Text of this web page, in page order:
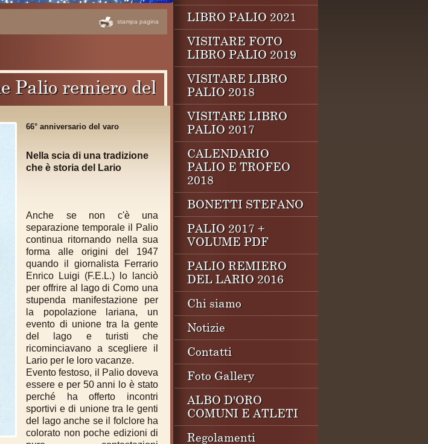
stampa pagina
del Lario a Bellagio
66° anniversario del varo
Nella scia di una tradizione
che è storia del Lario
Anche se non c'è una
separazione temporale il Palio
continua ritornando nella sua
forma alle origini del 1947
quando il giornalista Ferrario
Enrico Luigi (F.E.L.) lo lanciò
per offrire al lago di Como una
stupenda manifestazione per
la popolazione lariana, un
evento di unione tra la gente
del lago e turisti che
ricominciavano ascegliere il
Lario per le loro vacanze.
Evento festoso, il Palio doveva
essere e per 50 anni lo è stato
perché ha offerto incontri
sportivi e di unione tra le genti
del lago anche se il folclore ha
colorato non poche edizioni di
LIBRO PALIO 2021
VISITARE FOTO
LIBRO PALIO 2019
VISITARE LIBRO
PALIO 2018
VISITARE LIBRO
PALIO 2017
CALENDARIO
PALIO E TROFEO
2018
BONETTI STEFANO
PALIO 2017 +
VOLUME PDF
PALIO REMIERO
DEL LARIO 2016
Chi siamo
Notizie
Contatti
Foto Gallery
ALBO D'ORO
COMUNI E ATLETI
Regolamenti